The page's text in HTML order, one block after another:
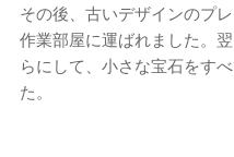
その後、古いデザインのプ
作業部屋に運ばれました。
らにして、小さな宝石をす
た。